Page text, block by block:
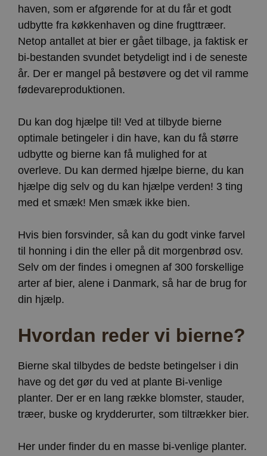
haven, som er afgørende for at du får et godt
udbytte fra køkkenhaven og dine frugttræer.
Netop antallet at bier er gået tilbage, ja faktisk er
bi-bestanden svundet betydeligt ind i de seneste
år. Der er mangel på bestøvere og det vil ramme
fødevareproduktionen.
Du kan dog hjælpe til! Ved at tilbyde bierne
optimale betingeler i din have, kan du få større
udbytte og bierne kan få mulighed for at
overleve. Du kan dermed hjælpe bierne, du kan
hjælpe dig selv og du kan hjælpe verden! 3 ting
med et smæk! Men smæk ikke bien.
Hvis bien forsvinder, så kan du godt vinke farvel
til honning i din the eller på dit morgenbrød osv.
Selv om der findes i omegnen af 300 forskellige
arter af bier, alene i Danmark, så har de brug for
din hjælp.
Hvordan reder vi bierne?
Bierne skal tilbydes de bedste betingelser i din
have og det gør du ved at plante Bi-venlige
planter. Der er en lang række blomster, stauder,
træer, buske og krydderurter, som tiltrækker bier.
Her under finder du en masse bi-venlige planter.